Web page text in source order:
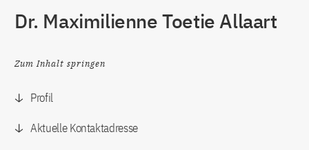
Dr. Maximilienne Toetie Allaart
Zum Inhalt springen
Profil
Aktuelle Kontaktadresse